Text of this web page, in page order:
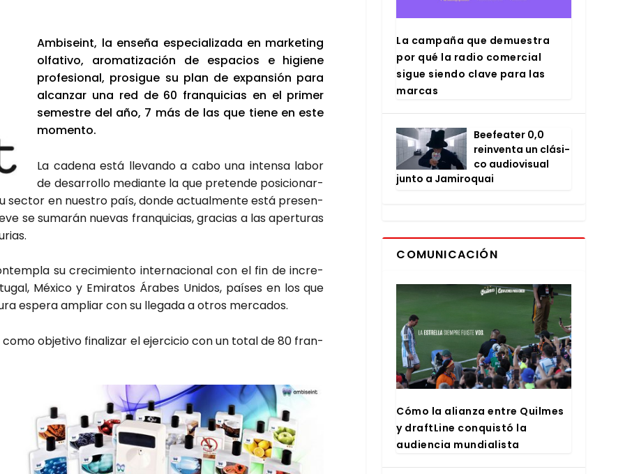
Ambi­seint, la ense­ña espe­cia­li­za­da en mar­ke­ting
olfa­ti­vo, aro­ma­ti­za­ción de espa­cios e higie­ne
pro­fe­sio­nal, pro­si­gue su plan de expan­sión para
alcan­zar una red de 60 fran­qui­cias en el pri­mer
semes­tre del año, 7 más de las que tie­ne en este
momen­to.
La cade­na está lle­van­do a cabo una inten­sa labor
de desa­rro­llo median­te la que pre­ten­de posi­cio­nar­
sec­tor en nues­tro país, don­de actual­men­te está pre­sen­
se suma­rán nue­vas fran­qui­cias, gra­cias a las aper­tu­ras
su cre­ci­mien­to inter­na­cio­nal con el fin de incre­
Méxi­co y Emi­ra­tos Ára­bes Uni­dos, paí­ses en los que
espe­ra ampliar con su lle­ga­da a otros mer­ca­dos.
como obje­ti­vo fina­li­zar el ejer­ci­cio con un total de 80 fran­
La cam­pa­ña que demues­tra
por qué la radio comer­cial
sigue sien­do cla­ve para las
mar­cas
Bee­fea­ter 0,0
rein­ven­ta un clá­si­
co audio­vi­sual
jun­to a Jami­ro­quai
COMUNICACIÓN
Cómo la alian­za entre Quil­mes
y draftLi­ne con­quis­tó la
audien­cia mun­dia­lis­ta